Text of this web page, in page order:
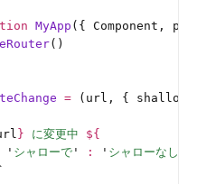
MyApp ({ Component,
()
= (url, {
} に変更中 ${
' シャローで ' : ' シャローなしで
`